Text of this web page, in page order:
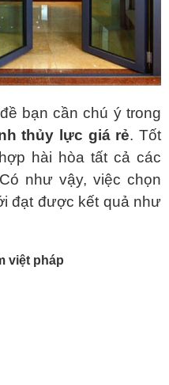
bạn cần chú ý trong
thủy lực giá rẻ. Tốt
hài hòa tất cả các
như vậy, việc chọn
đạt được kết quả như
việt pháp